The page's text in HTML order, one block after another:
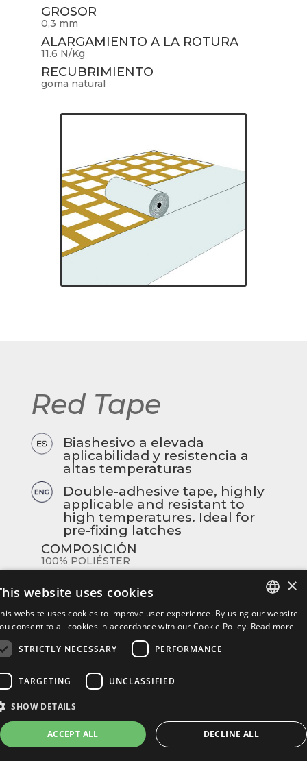
GROSOR
0,3 mm
ALARGAMIENTO A LA ROTURA
11.6 N/Kg
RECUBRIMIENTO
goma natural
Red Tape
Biashesivo a elevada
aplicabilidad y resistencia a
altas temperaturas
Double-adhesive tape, highly
applicable and resistant to
high temperatures. Ideal for
pre-fixing latches
COMPOSICIÓN
100% POLIÉSTER
0,18 mm
ALARGAMIENTO A LA ROTURA
65.1 N/Kg
RECUBRIMIENTO
ACRÍLICO
ITALIAN
×
website uses cookies
website uses cookies to improve user experience. By using our website
consent to all cookies in accordance with our Cookie Policy. Read more
STRICTLY NECESSARY
PERFORMANCE
TARGETING UNCLASSIFIED
SHOW DETAILS
ACCEPT ALL DECLINE ALL